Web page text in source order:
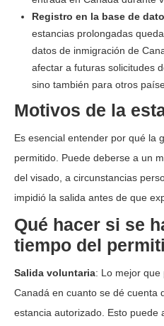
Registro en la base de
estancias prolongadas
datos de inmigración de
afectar a futuras solicitudes
sino también para otros
Motivos de la
Es esencial entender por qué la
permitido. Puede deberse a un
del visado, a circunstancias
impidió la salida antes de que
Qué hacer si se
tiempo del
Salida voluntaria: Lo mejor que
Canadá en cuanto se dé cuenta
estancia autorizado. Esto puede